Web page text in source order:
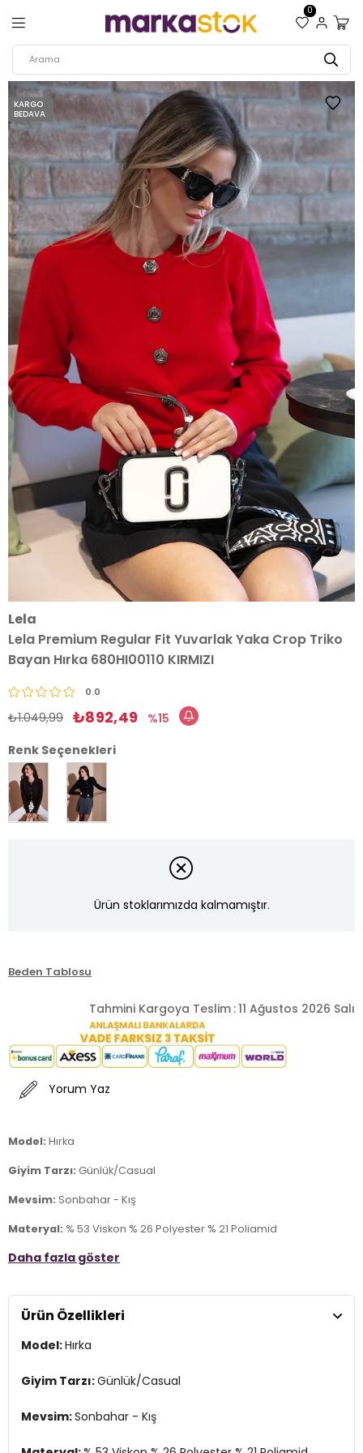
0
KARGO
BEDAVA
Lela
Lela Premium Regular Fit Yuvarlak Yaka Crop Triko
Bayan Hırka 680HI00110 KIRMIZI
0.0
₺1.049,99 ₺892,49
15
Renk Seçenekleri
Ürün stoklarımızda kalmamıştır.
Beden Tablosu
Tahmini Kargoya Teslim :11 Ağustos 2026 Salı
Yorum Yaz
Model: Hırka
Giyim Tarzı: Günlük/Casual
Mevsim: Sonbahar - Kış
Materyal: % 53 Viskon % 26 Polyester % 21 Poliamid
Yaka Tipi:Yuvarlak Yaka
Kol Boyu:Uzun Kol
Kalıp Bilgisi:Regular Fit
Manken Bedeni:Boy : 1.80 cm / Göğüs : 80 cm / Bel : 65 cm /
Basen : 91 cm / Beden : S
Yaş Grubu:Yetişkin
Menşei:Türkiye
Daha fazla göster
Ürün Özellikleri
Model:Hırka
Giyim Tarzı:Günlük/Casual
Mevsim:Sonbahar - Kış